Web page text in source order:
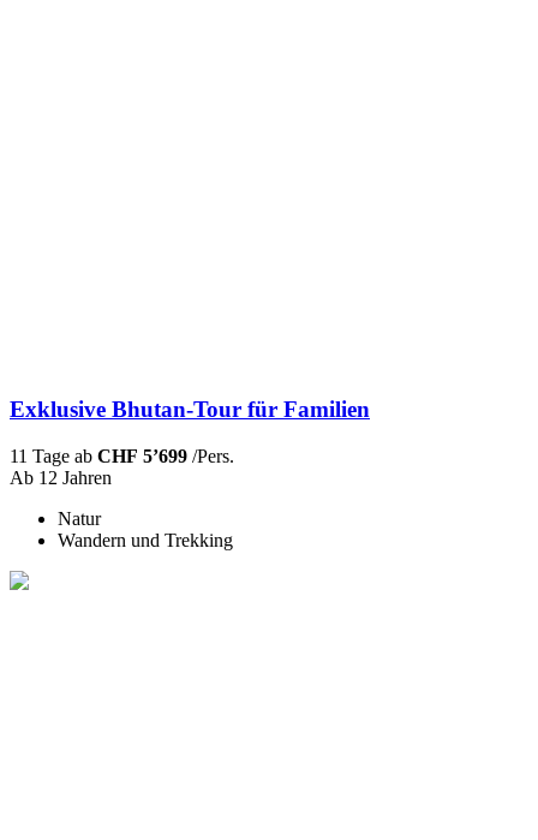
Exklusive Bhutan-Tour für Familien
11 Tage ab CHF 5’699 /Pers.
Ab 12 Jahren
Natur
Wandern und Trekking